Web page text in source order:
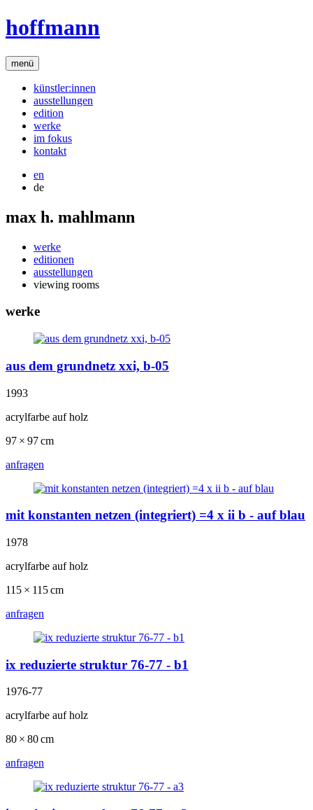
hoffmann
menü
künstler:innen
ausstellungen
edition
werke
im fokus
kontakt
en
de
max h. mahlmann
werke
editionen
ausstellungen
viewing rooms
werke
aus dem grundnetz xxi, b-05
1993
acrylfarbe auf holz
97 × 97 cm
anfragen
mit konstanten netzen (integriert) =4 x ii b - auf blau
1978
acrylfarbe auf holz
115 × 115 cm
anfragen
ix reduzierte struktur 76-77 - b1
1976-77
acrylfarbe auf holz
80 × 80 cm
anfragen